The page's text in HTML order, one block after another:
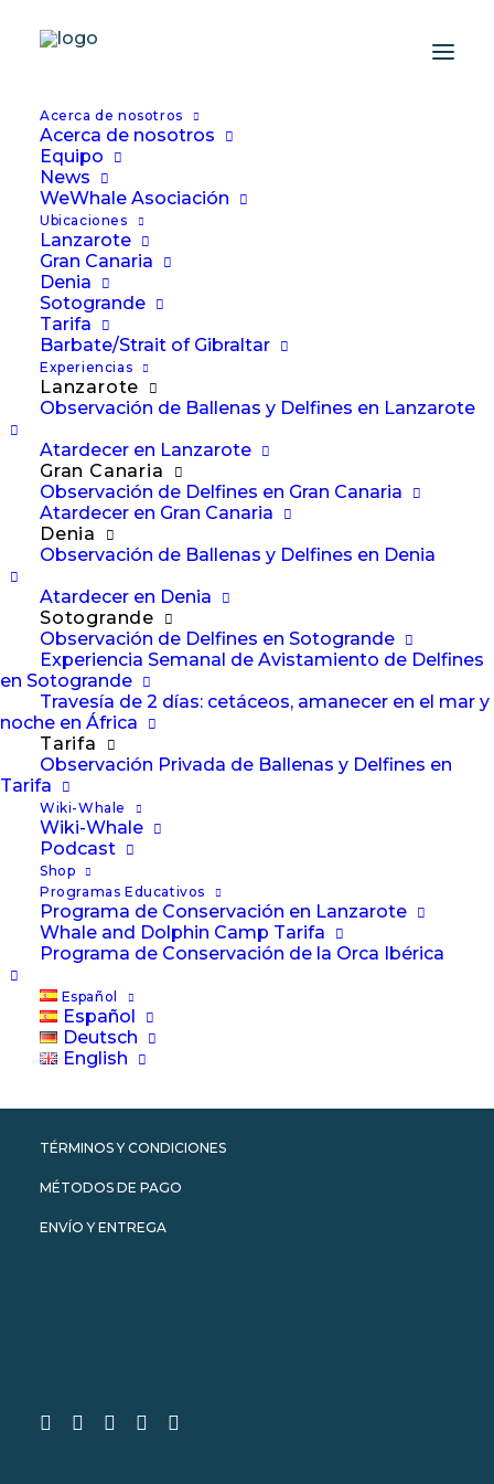
Acerca de nosotros
Acerca de nosotros
Equipo
News
WeWhale Asociación
Ubicaciones
Lanzarote
Gran Canaria
Denia
Sotogrande
Tarifa
Barbate/Strait of Gibraltar
Experiencias
Lanzarote
Observación de Ballenas y Delfines en Lanzarote
Atardecer en Lanzarote
Gran Canaria
Observación de Delfines en Gran Canaria
Atardecer en Gran Canaria
Denia
Observación de Ballenas y Delfines en Denia
Atardecer en Denia
Sotogrande
Observación de Delfines en Sotogrande
Experiencia Semanal de Avistamiento de Delfines
en Sotogrande
Travesía de 2 días: cetáceos, amanecer en el mar y
noche en África
Tarifa
Observación Privada de Ballenas y Delfines en
Tarifa
Wiki-Whale
Wiki-Whale
Podcast
Shop
Programas Educativos
Programa de Conservación en Lanzarote
Whale and Dolphin Camp Tarifa
Programa de Conservación de la Orca Ibérica
Español
Español
Deutsch
English
Educación sobre
El episodio 15 del WeWhale
Pod - Terry Wolkowicz
Nuestro invitado para este episodio
de The WeWhale Pod es Terry
Wolkowicz, Co-Fundador y Director…
by Lisa Jewell
CONTACTO
AVISO LEGAL
TÉRMINOS Y CONDICIONES
TÉRMINOS Y CONDICIONES
MÉTODOS DE PAGO
ENVÍO Y ENTREGA